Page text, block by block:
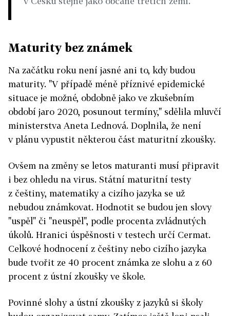
Maturity bez známek
Na začátku roku není jasné ani to, kdy budou
maturity. "V případě méně příznivé epidemické
situace je možné, obdobně jako ve zkušebním
období jaro 2020, posunout termíny," sdělila mluvčí
ministerstva Aneta Lednová. Doplnila, že není
v plánu vypustit některou část maturitní zkoušky.
Ovšem na změny se letos maturanti musí připravit
i bez ohledu na virus. Státní maturitní testy
z češtiny, matematiky a cizího jazyka se už
nebudou známkovat. Hodnotit se budou jen slovy
"uspěl" či "neuspěl", podle procenta zvládnutých
úkolů. Hranici úspěšnosti v testech určí Cermat.
Celkové hodnocení z češtiny nebo cizího jazyka
bude tvořit ze 40 procent známka ze slohu a z 60
procent z ústní zkoušky ve škole.
Povinné slohy a ústní zkoušky z jazyků si školy